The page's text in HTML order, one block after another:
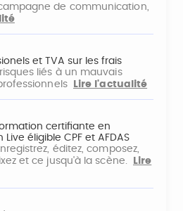
de communication,
et TVA sur les frais
liés à un mauvais
Lire l'actualité
certifiante en
éligible CPF et AFDAS
éditez, composez,
et ce jusqu'à la scène.
Lire